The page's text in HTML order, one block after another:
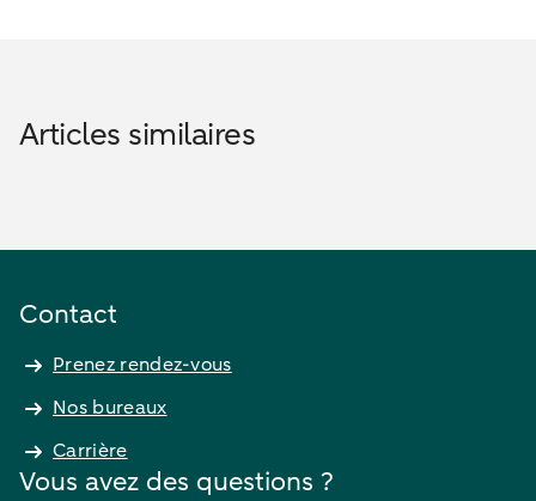
Articles similaires
Contact
Prenez rendez-vous
Nos bureaux
Carrière
Vous avez des questions ?